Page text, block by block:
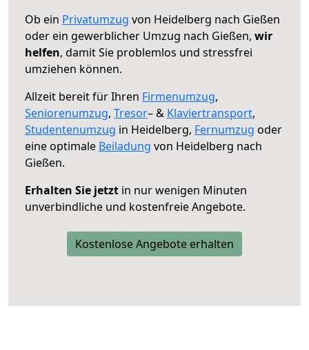
Ob ein Privatumzug von Heidelberg nach Gießen
oder ein gewerblicher Umzug nach Gießen, wir
helfen, damit Sie problemlos und stressfrei
umziehen können.
Allzeit bereit für Ihren Firmenumzug,
Seniorenumzug, Tresor– & Klaviertransport,
Studentenumzug in Heidelberg, Fernumzug oder
eine optimale Beiladung von Heidelberg nach
Gießen.
Erhalten Sie jetzt in nur wenigen Minuten
unverbindliche und kostenfreie Angebote.
Kostenlose Angebote erhalten